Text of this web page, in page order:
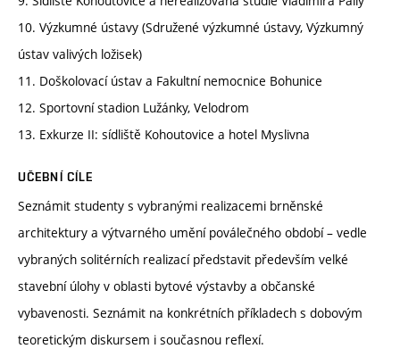
10. Výzkumné ústavy (Sdružené výzkumné ústavy, Výzkumný
ústav valivých ložisek)
11. Doškolovací ústav a Fakultní nemocnice Bohunice
12. Sportovní stadion Lužánky, Velodrom
13. Exkurze II: sídliště Kohoutovice a hotel Myslivna
UČEBNÍ CÍLE
Seznámit studenty s vybranými realizacemi brněnské
architektury a výtvarného umění poválečného období – vedle
vybraných solitérních realizací představit především velké
stavební úlohy v oblasti bytové výstavby a občanské
vybavenosti. Seznámit na konkrétních příkladech s dobovým
teoretickým diskursem i současnou reflexí.